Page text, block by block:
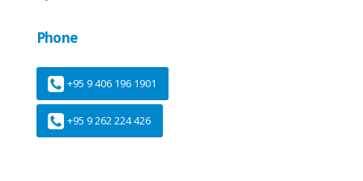
Phone
+95 9 406 196 1901
+95 9 262 224 426